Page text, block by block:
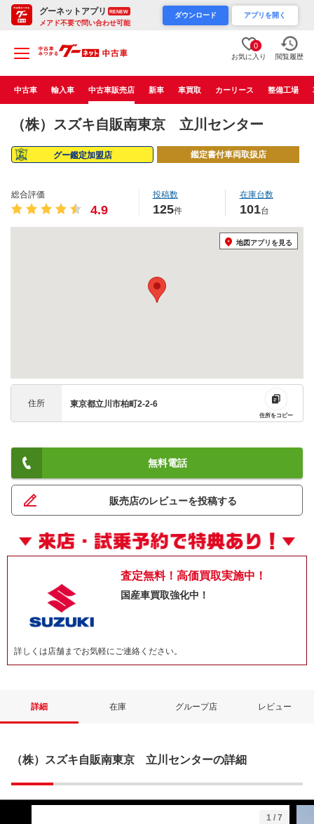
グーネットアプリ RENEW
メアド不要で問い合わせ可能
ダウンロード アプリを開く
0
お気に入り 閲覧履歴
中古車 輸入車 中古車販売店 新車 車買取 カーリース 整備工場
（株）スズキ自販南東京 立川センター
グー鑑定加盟店 鑑定書付車両取扱店
総合評価
4.9
投稿数
125件
在庫台数
101台
地図アプリを見る
住所 東京都立川市柏町2-2-6
住所をコピー
無料電話
販売店のレビューを投稿する
査定無料！高価買取実施中！
国産車買取強化中！
詳しくは店舗までお気軽にご連絡ください。
詳細 在庫 グループ店 レビュー
（株）スズキ自販南東京 立川センターの詳細
1 / 7